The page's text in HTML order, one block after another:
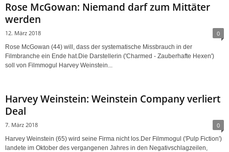
Rose McGowan: Niemand darf zum Mittäter
werden
12. März 2018 0
Rose McGowan (44) will, dass der systematische Missbrauch in der
Filmbranche ein Ende hat.Die Darstellerin ('Charmed - Zauberhafte Hexen')
soll von Filmmogul Harvey Weinstein...
Harvey Weinstein: Weinstein Company verliert
Deal
7. März 2018 0
Harvey Weinstein (65) wird seine Firma nicht los.Der Filmmogul ('Pulp Fiction')
landete im Oktober des vergangenen Jahres in den Negativschlagzeilen,